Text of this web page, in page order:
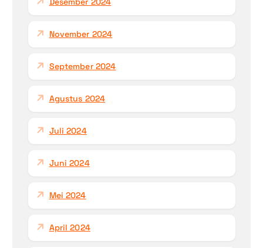
November 2024
September 2024
Agustus 2024
Juli 2024
Juni 2024
Mei 2024
April 2024